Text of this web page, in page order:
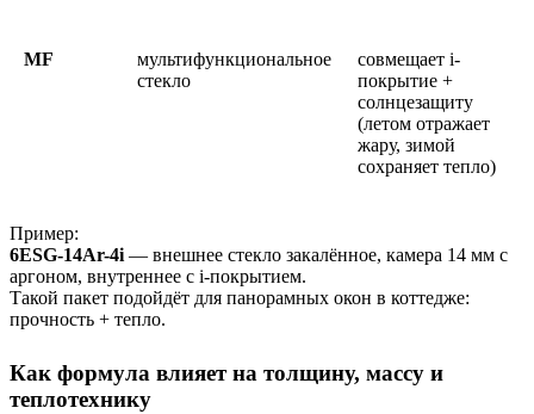
MF
мультифункциональное
стекло
совмещает i-
покрытие +
солнцезащиту
(летом отражает
жару, зимой
сохраняет тепло)
Пример:
6ESG-14Ar-4i — внешнее стекло закалённое, камера 14 мм с
аргоном, внутреннее с i-покрытием.
Такой пакет подойдёт для панорамных окон в коттедже:
прочность + тепло.
Как формула влияет на толщину, массу и
теплотехнику